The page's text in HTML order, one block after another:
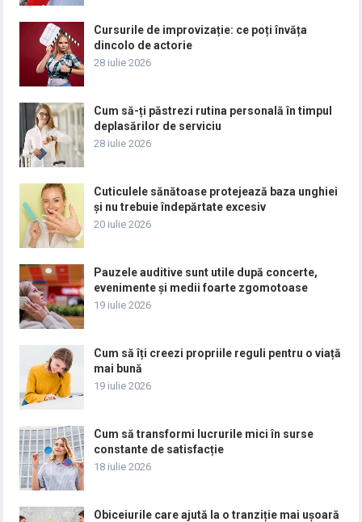
Cursurile de improvizație: ce poți învăța
dincolo de actorie
28 iulie 2026
Cum să-ți păstrezi rutina personală în timpul
deplasărilor de serviciu
28 iulie 2026
Cuticulele sănătoase protejează baza unghiei
și nu trebuie îndepărtate excesiv
20 iulie 2026
Pauzele auditive sunt utile după concerte,
evenimente și medii foarte zgomotoase
19 iulie 2026
Cum să îți creezi propriile reguli pentru o viață
mai bună
19 iulie 2026
Cum să transformi lucrurile mici în surse
constante de satisfacție
18 iulie 2026
Obiceiurile care ajută la o tranziție mai ușoară